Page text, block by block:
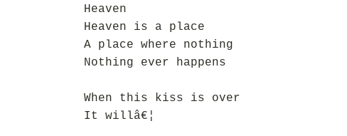
Heaven
Heaven is a place
A place where nothing
Nothing ever happens
When this kiss is over
It willâ€¦